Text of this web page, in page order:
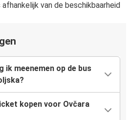
van de beschikbaarheid
ik meenemen op de bus
kopen voor Ovčara